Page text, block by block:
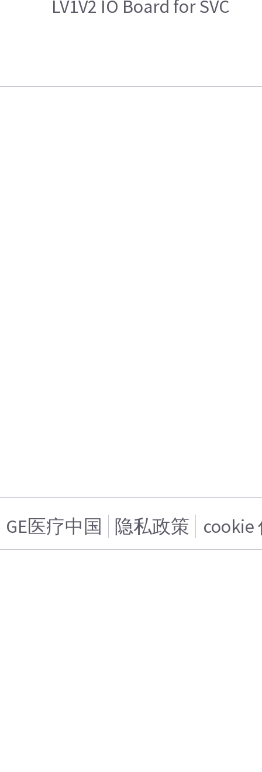
LV1V2 IO Board for SVC
GE医疗中国 隐私政策 cookie